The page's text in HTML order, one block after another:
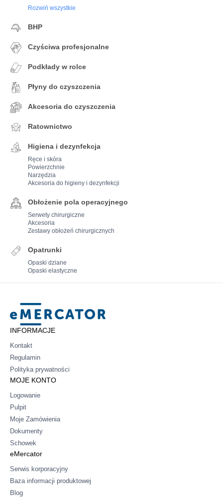
Rozwiń wszystkie
BHP
Czyściwa profesjonalne
Podkłady w rolce
Płyny do czyszczenia
Akcesoria do czyszczenia
Ratownictwo
Higiena i dezynfekcja
Ręce i skóra
Powierzchnie
Narzędzia
Akcesoria do higieny i dezynfekcji
Obłożenie pola operacyjnego
Serwety chirurgiczne
Akcesoria
Zestawy obłożeń chirurgicznych
Opatrunki
Opaski dziane
Opaski elastyczne
Mercator
INFORMACJE
Kontakt
Regulamin
Polityka prywatności
MOJE KONTO
Logowanie
Pulpit
Moje Zamówienia
Dokumenty
Schowek
eMercator
Serwis korporacyjny
Baza informacji produktowej
Blog